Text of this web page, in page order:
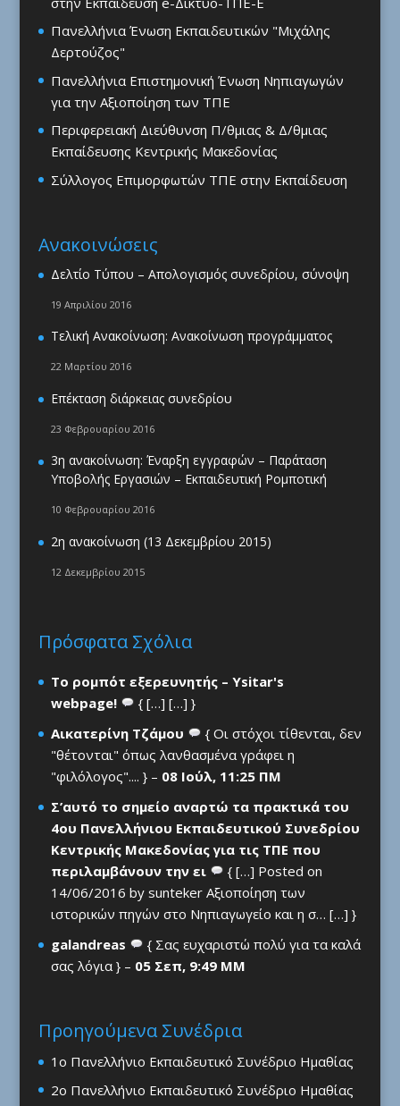
Πανελλήνια Ένωση Εκπαιδευτικών "Μιχάλης
Δερτούζος"
Πανελλήνια Επιστημονική Ένωση Νηπιαγωγών
για την Αξιοποίηση των ΤΠΕ
Περιφερειακή Διεύθυνση Π/θμιας & Δ/θμιας
Εκπαίδευσης Κεντρικής Μακεδονίας
Σύλλογος Επιμορφωτών ΤΠΕ στην Εκπαίδευση
Ανακοινώσεις
Δελτίο Τύπου – Απολογισμός συνεδρίου, σύνοψη
19 Απριλίου 2016
Τελική Ανακοίνωση: Ανακοίνωση προγράμματος
22 Μαρτίου 2016
Επέκταση διάρκειας συνεδρίου
23 Φεβρουαρίου 2016
3η ανακοίνωση: Έναρξη εγγραφών – Παράταση
Υποβολής Εργασιών – Εκπαιδευτική Ρομποτική
10 Φεβρουαρίου 2016
2η ανακοίνωση (13 Δεκεμβρίου 2015)
12 Δεκεμβρίου 2015
Πρόσφατα Σχόλια
Το ρομπότ εξερευνητής – Ysitar's
webpage!
{ […] […] }
Αικατερίνη Τζάμου
{ Οι στόχοι τίθενται, δεν
"θέτονται" όπως λανθασμένα γράφει η
"φιλόλογος".... } – 08 Ιούλ, 11:25 ΠΜ
Σ’αυτό το σημείο αναρτώ τα πρακτικά του
4ου Πανελλήνιου Εκπαιδευτικού Συνεδρίου
Κεντρικής Μακεδονίας για τις ΤΠΕ που
περιλαμβάνουν την ει
{ […] Posted on
14/06/2016 by sunteker Αξιοποίηση των
ιστορικών πηγών στο Νηπιαγωγείο και η σ… […] }
galandreas
{ Σας ευχαριστώ πολύ για τα καλά
σας λόγια } – 05 Σεπ, 9:49 ΜΜ
Προηγούμενα Συνέδρια
1ο Πανελλήνιο Εκπαιδευτικό Συνέδριο Ημαθίας
2ο Πανελλήνιο Εκπαιδευτικό Συνέδριο Ημαθίας